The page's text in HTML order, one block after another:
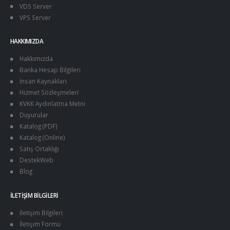
VDS Server
VPS Server
HAKKIMIZDA
Hakkımızda
Banka Hesap Bilgileri
İnsan Kaynakları
Hizmet Sözleşmeleri
KVKK Aydınlatma Metni
Duyurular
Katalog (PDF)
Katalog (Online)
Satış Ortaklığı
DestekWeb
Blog
İLETIŞIM BILGILERI
İletişim Bilgileri
İletişim Formu